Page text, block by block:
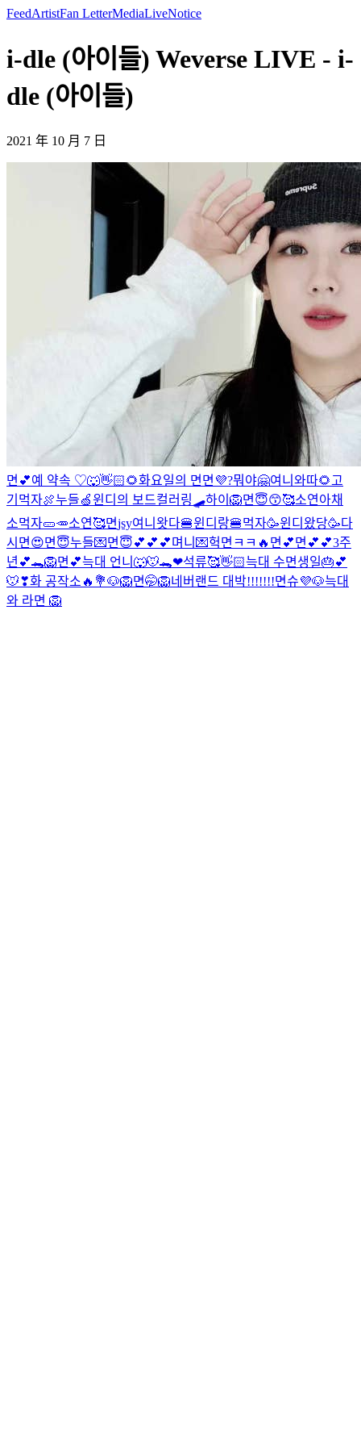
FeedArtistFan LetterMediaLiveNotice
i-dle (아이들) Weverse LIVE - i-
dle (아이들)
2021 年 10 月 7 日
면💕예 약속 ♡🐺👋🏻🌻화요일의 면면💜?뭐야🤗여니와따🌻 고
기먹자🍖누들🍏 윈디의 보드컬러링🛹하이🦁면😇😙🥰소연아채
소먹자🥒🥕소연🥰면jsy여니왓다🍔윈디랑🍔먹자🥳윈디왔당🥳다
시면😍면😇누들💌면😇💕💕💕며니💌헉면ㅋㅋ🔥 면💕면💕💕3주
년💕🐊🦁면💕늑대 언니🐺🐭🐊❤석류🥰👋🏻늑대 수면생일🎂💕
🐭❣화 공작소🔥💐🐶🦁면🤭🦁네버랜드 대박!!!!!!!면슈💜🐶늑대
와 라면 🦁